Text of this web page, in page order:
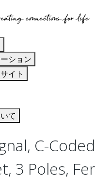
ション
イト
て
C-
3 Poles,